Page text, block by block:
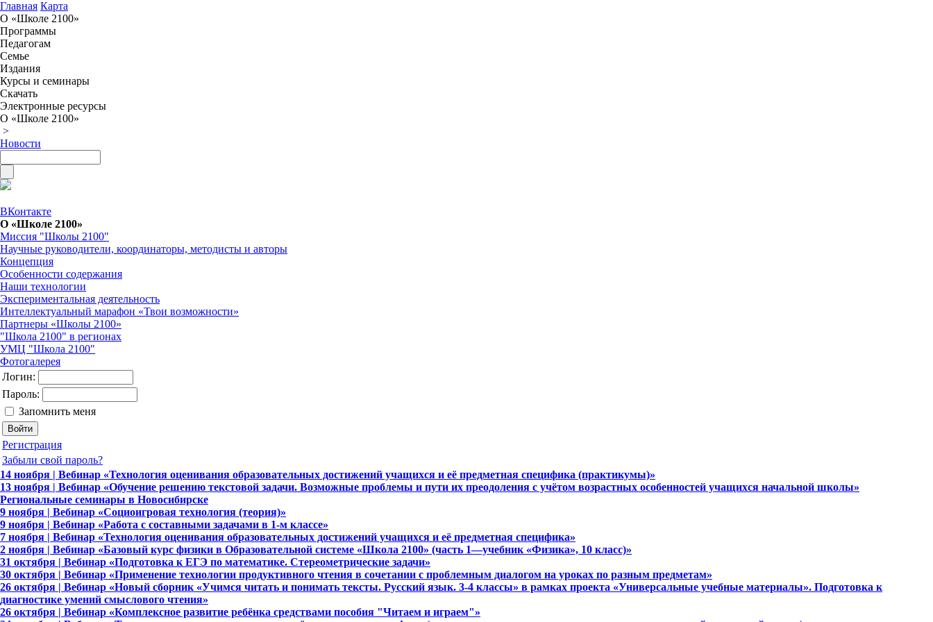
Главная Карта
О «Школе 2100»
Программы
Педагогам
Семье
Издания
Курсы и семинары
Скачать
Электронные ресурсы
О «Школе 2100»
>
Новости
ВКонтакте
О «Школе 2100»
Миссия "Школы 2100"
Научные руководители, координаторы, методисты и авторы
Концепция
Особенности содержания
Наши технологии
Экспериментальная деятельность
Интеллектуальный марафон «Твои возможности»
Партнеры «Школы 2100»
"Школа 2100" в регионах
УМЦ "Школа 2100"
Фотогалерея
Логин:
Пароль:
Запомнить меня
Регистрация
Забыли свой пароль?
14 ноября | Вебинар «Технология оценивания образовательных достижений учащихся и её предметная специфика (практикумы)»
13 ноября | Вебинар «Обучение решению текстовой задачи. Возможные проблемы и пути их преодоления с учётом возрастных особенностей учащихся начальной школы»
Региональные семинары в Новосибирске
9 ноября | Вебинар «Социоигровая технология (теория)»
9 ноября | Вебинар «Работа с составными задачами в 1-м классе»
7 ноября | Вебинар «Технология оценивания образовательных достижений учащихся и её предметная специфика»
2 ноября | Вебинар «Базовый курс физики в Образовательной системе «Школа 2100» (часть 1—учебник «Физика», 10 класс)»
31 октября | Вебинар «Подготовка к ЕГЭ по математике. Стереометрические задачи»
30 октября | Вебинар «Применение технологии продуктивного чтения в сочетании с проблемным диалогом на уроках по разным предметам»
26 октября | Вебинар «Новый сборник «Учимся читать и понимать тексты. Русский язык. 3-4 классы» в рамках проекта «Универсальные учебные материалы». Подготовка к
диагностике умений смыслового чтения»
26 октября | Вебинар «Комплексное развитие ребёнка средствами пособия "Читаем и играем"»